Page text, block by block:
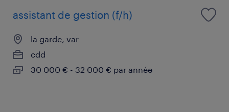
assistant de gestion (f/h)
la garde, var
cdd
30 000 € - 32 000 € par année